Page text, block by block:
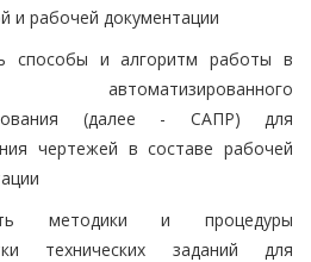
и рабочей документации
способы и алгоритм работы в
автоматизированного
(далее - САПР) для
чертежей в составе рабочей
методики и процедуры
технических заданий для